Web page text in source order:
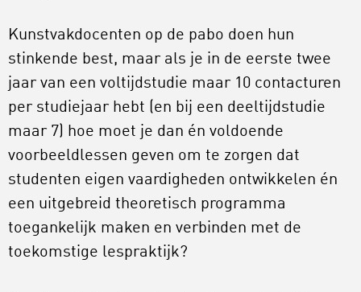
Kunstvakdocenten op de pabo doen hun
stinkende best, maar als je in de eerste twee
jaar van een voltijdstudie maar 10 contacturen
per studiejaar hebt (en bij een deeltijdstudie
maar 7) hoe moet je dan én voldoende
voorbeeldlessen geven om te zorgen dat
studenten eigen vaardigheden ontwikkelen én
een uitgebreid theoretisch programma
toegankelijk maken en verbinden met de
toekomstige lespraktijk?